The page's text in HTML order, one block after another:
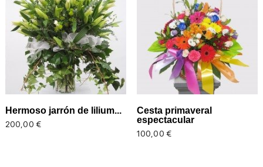
Hermoso jarrón de lilium...
Precio
200,00 €
Cesta primaveral
espectacular
Precio
100,00 €